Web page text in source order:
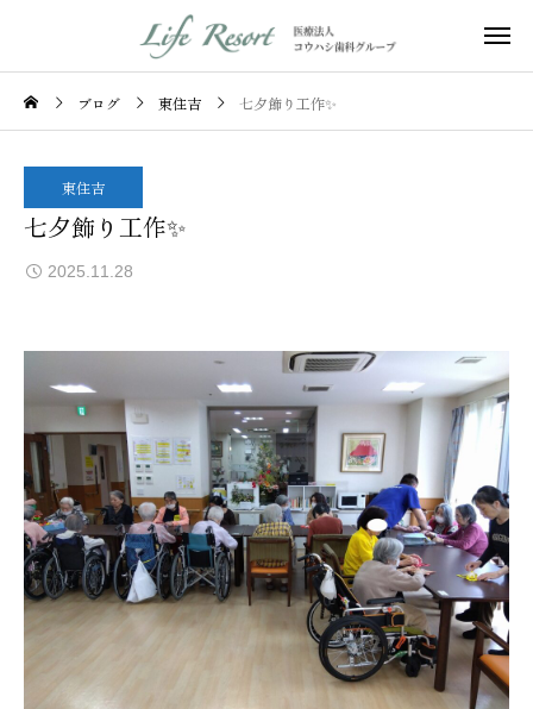
ブログ 東住吉 七夕飾り工作✨
東住吉
七夕飾り工作✨
2025.11.28